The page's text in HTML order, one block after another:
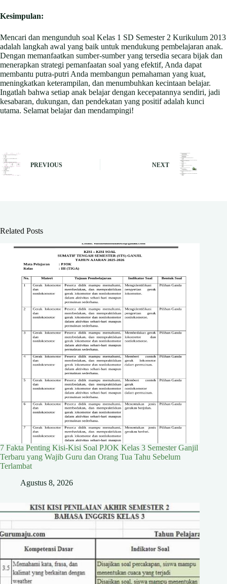
Kesimpulan:
Mencari dan mengunduh soal Kelas 1 SD Semester 2 Kurikulum 2013
adalah langkah awal yang baik untuk mendukung pembelajaran anak.
Dengan memanfaatkan sumber-sumber yang tersedia secara bijak dan
menerapkan strategi pemanfaatan soal yang efektif, Anda dapat
membantu putra-putri Anda membangun pemahaman yang kuat,
meningkatkan keterampilan, dan menumbuhkan kecintaan belajar.
Ingatlah bahwa setiap anak belajar dengan kecepatannya sendiri, jadi
kesabaran, dukungan, dan pendekatan yang positif adalah kunci
utama. Selamat belajar dan mendampingi!
PREVIOUS NEXT
Related Posts
7 Fakta Penting Kisi-Kisi Soal PJOK Kelas 3 Semester Ganjil
Terbaru yang Wajib Guru dan Orang Tua Tahu Sebelum
Terlambat
Agustus 8, 2026